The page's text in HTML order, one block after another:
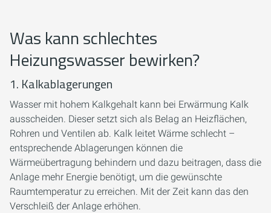
Was kann schlechtes
Heizungswasser bewirken?
1. Kalkablagerungen
Wasser mit hohem Kalkgehalt kann bei Erwärmung Kalk
ausscheiden. Dieser setzt sich als Belag an Heizflächen,
Rohren und Ventilen ab. Kalk leitet Wärme schlecht –
entsprechende Ablagerungen können die
Wärmeübertragung behindern und dazu beitragen, dass die
Anlage mehr Energie benötigt, um die gewünschte
Raumtemperatur zu erreichen. Mit der Zeit kann das den
Verschleiß der Anlage erhöhen.